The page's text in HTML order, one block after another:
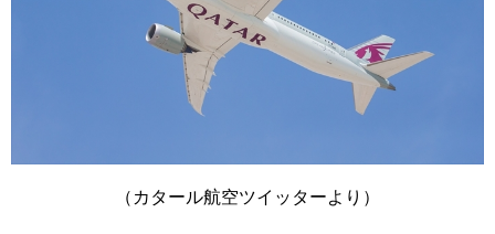
（カタール航空ツイッターより）